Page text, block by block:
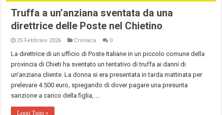
Truffa a un’anziana sventata da una
direttrice delle Poste nel Chietino
25 Febbraio 2026 Cronaca 0
La direttrice di un ufficio di Poste Italiane in un piccolo comune della
provincia di Chieti ha sventato un tentativo di truffa ai danni di
un’anziana cliente. La donna si era presentata in tarda mattinata per
prelevare 4.500 euro, spiegando di dover pagare una presunta
sanzione a carico della figlia, …
Leggi Tutto »